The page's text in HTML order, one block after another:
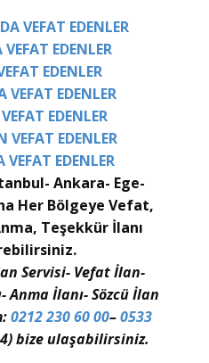
VEFAT EDENLER
EDENLER
EDENLER
VEFAT EDENLER
EDENLER
VEFAT EDENLER
EDENLER
Ankara- Ege-
Her Bölgeye Vefat,
Teşekkür İlanı
Servisi- Vefat İlan-
Anma İlanı- Sözcü İlan
0212 230 60 00–0533
bize ulaşabilirsiniz.